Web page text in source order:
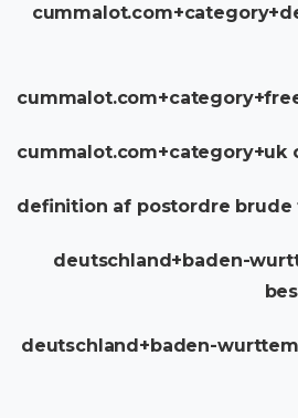
cummalot.com+category+uk
definition af postordre brude
deutschland+baden-
deutschland+baden-